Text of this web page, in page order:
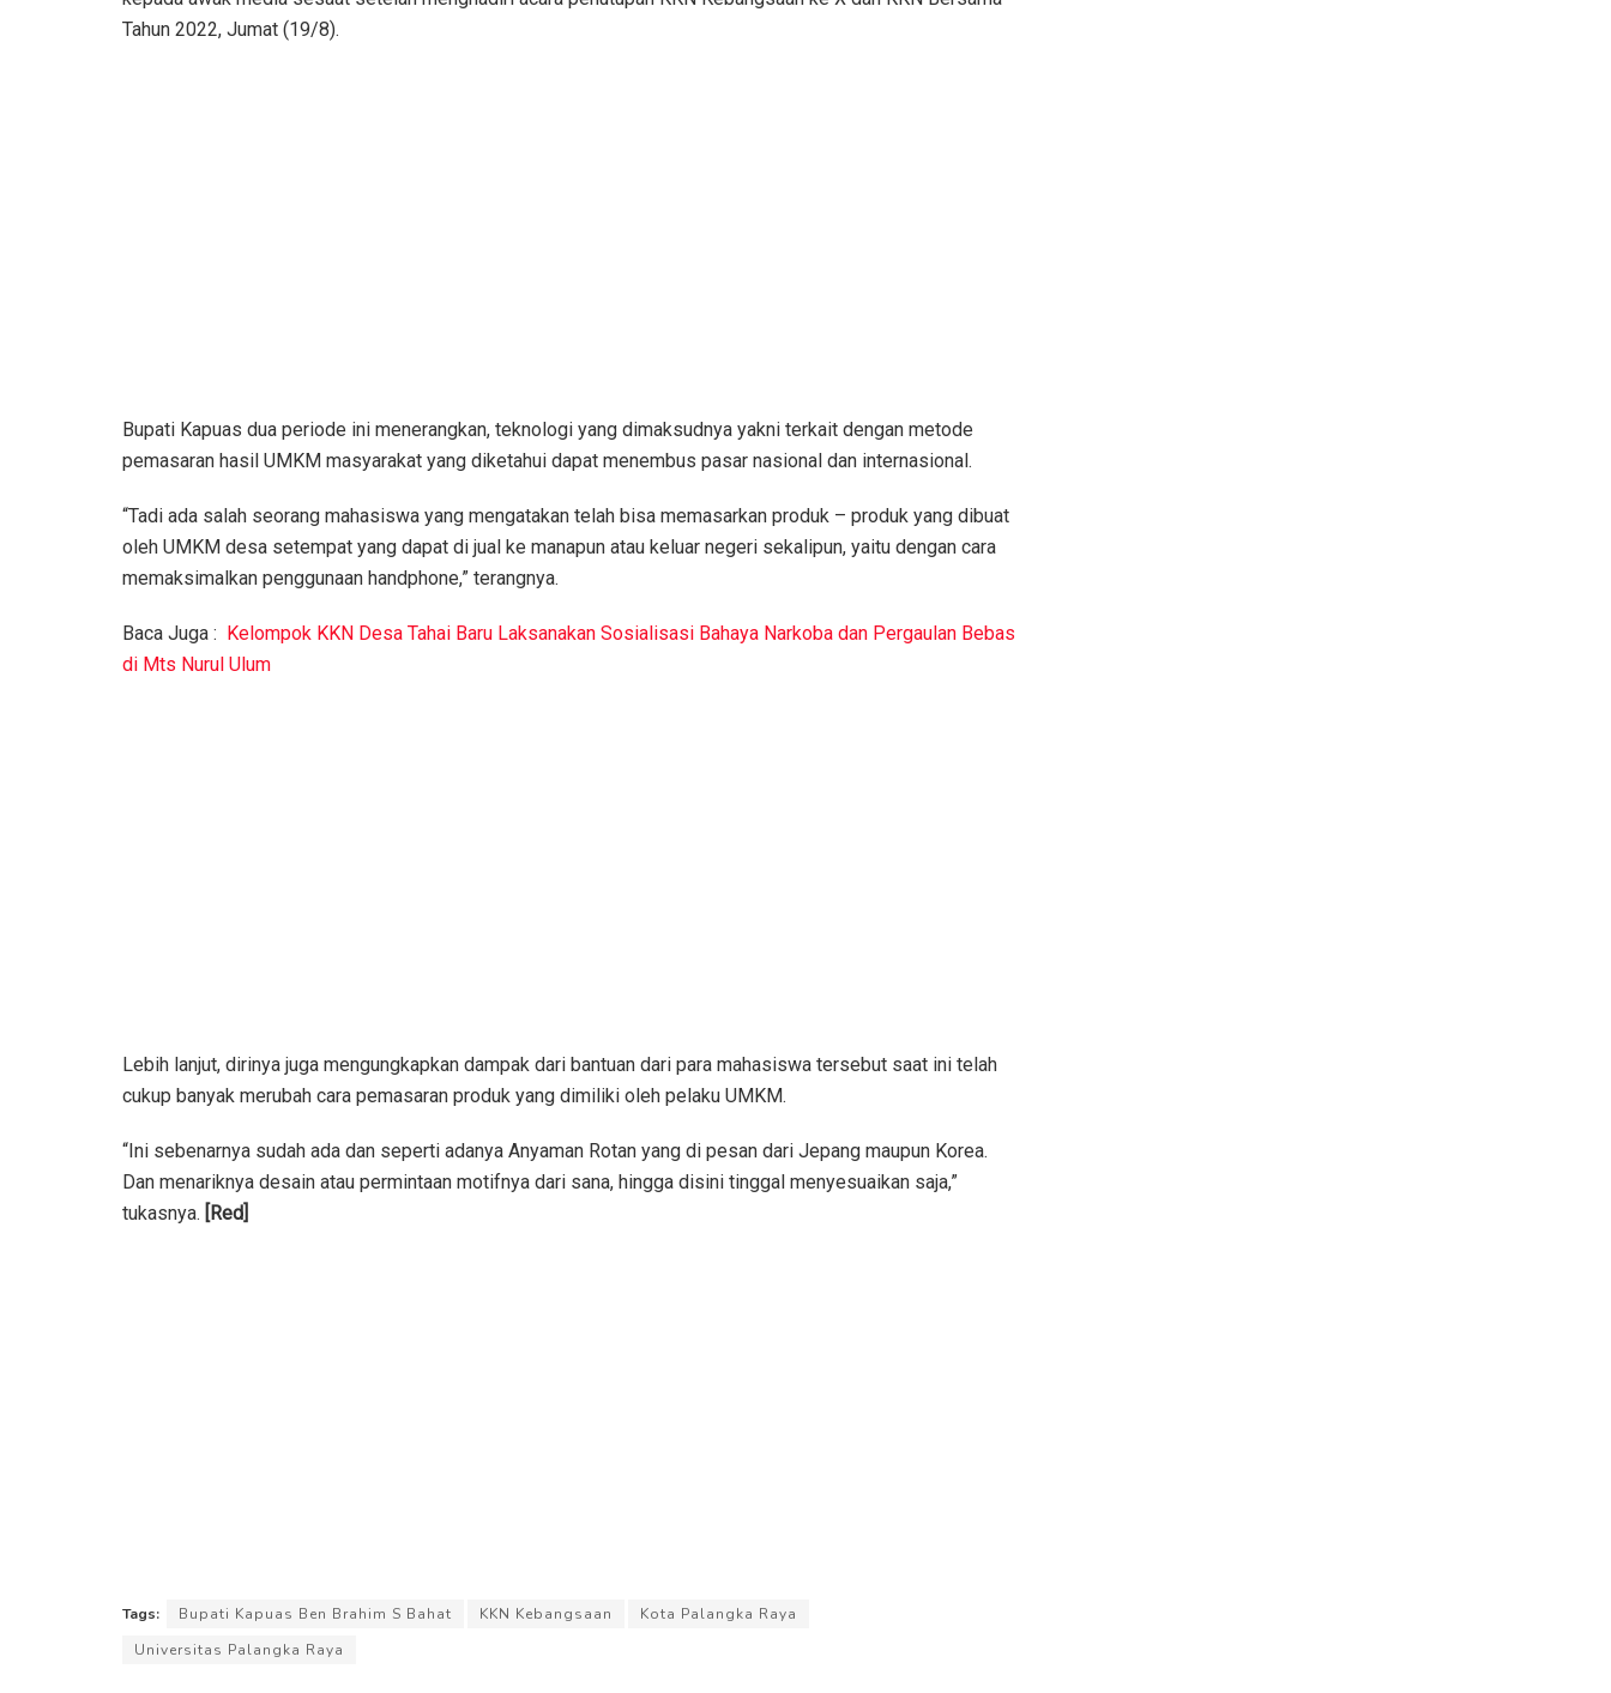
Tahun 2022, Jumat (19/8).
Bupati Kapuas dua periode ini menerangkan, teknologi yang dimaksudnya yakni terkait dengan metode
pemasaran hasil UMKM masyarakat yang diketahui dapat menembus pasar nasional dan internasional.
“Tadi ada salah seorang mahasiswa yang mengatakan telah bisa memasarkan produk – produk yang dibuat
oleh UMKM desa setempat yang dapat di jual ke manapun atau keluar negeri sekalipun, yaitu dengan cara
memaksimalkan penggunaan handphone,” terangnya.
Baca Juga : Kelompok KKN Desa Tahai Baru Laksanakan Sosialisasi Bahaya Narkoba dan Pergaulan Bebas
di Mts Nurul Ulum
Lebih lanjut, dirinya juga mengungkapkan dampak dari bantuan dari para mahasiswa tersebut saat ini telah
cukup banyak merubah cara pemasaran produk yang dimiliki oleh pelaku UMKM.
“Ini sebenarnya sudah ada dan seperti adanya Anyaman Rotan yang di pesan dari Jepang maupun Korea.
Dan menariknya desain atau permintaan motifnya dari sana, hingga disini tinggal menyesuaikan saja,”
tukasnya. [Red]
Tags: Bupati Kapuas Ben Brahim S Bahat KKN Kebangsaan
Kota Palangka Raya
Universitas Palangka Raya